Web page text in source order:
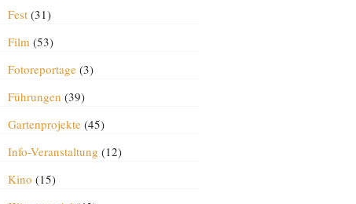
Fest(31)
Film (53)
Fotoreportage(3)
Führungen (39)
Gartenprojekte(45)
Info-Veranstaltung (12)
Kino (15)